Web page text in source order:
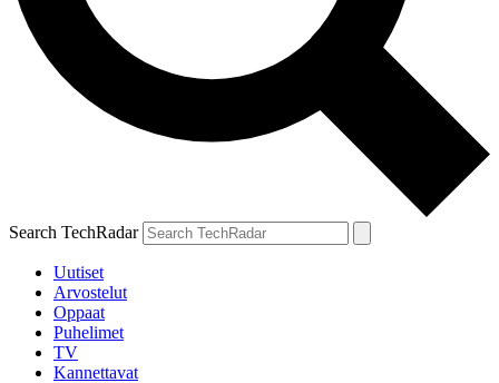
Search TechRadar
Uutiset
Arvostelut
Oppaat
Puhelimet
TV
Kannettavat